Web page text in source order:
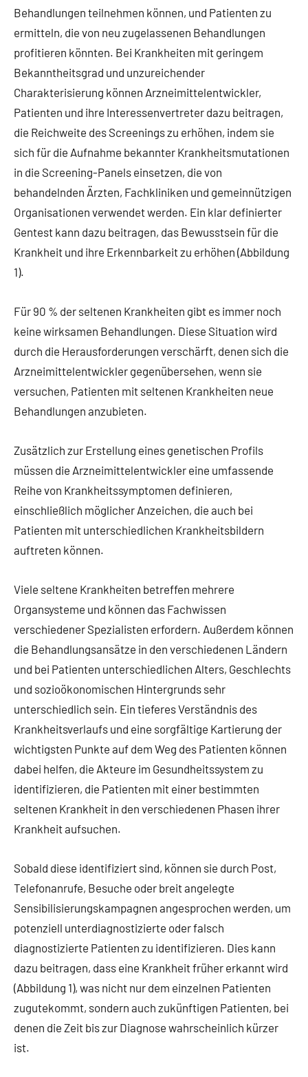
Behandlungen teilnehmen können, und Patienten zu
ermitteln, die von neu zugelassenen Behandlungen
profitieren könnten. Bei Krankheiten mit geringem
Bekanntheitsgrad und unzureichender
Charakterisierung können Arzneimittelentwickler,
Patienten und ihre Interessenvertreter dazu beitragen,
die Reichweite des Screenings zu erhöhen, indem sie
sich für die Aufnahme bekannter Krankheitsmutationen
in die Screening-Panels einsetzen, die von
behandelnden Ärzten, Fachkliniken und gemeinnützigen
Organisationen verwendet werden. Ein klar definierter
Gentest kann dazu beitragen, das Bewusstsein für die
Krankheit und ihre Erkennbarkeit zu erhöhen (Abbildung
1).
Für 90 % der seltenen Krankheiten gibt es immer noch
keine wirksamen Behandlungen. Diese Situation wird
durch die Herausforderungen verschärft, denen sich die
Arzneimittelentwickler gegenübersehen, wenn sie
versuchen, Patienten mit seltenen Krankheiten neue
Behandlungen anzubieten.
Zusätzlich zur Erstellung eines genetischen Profils
müssen die Arzneimittelentwickler eine umfassende
Reihe von Krankheitssymptomen definieren,
einschließlich möglicher Anzeichen, die auch bei
Patienten mit unterschiedlichen Krankheitsbildern
auftreten können.
Viele seltene Krankheiten betreffen mehrere
Organsysteme und können das Fachwissen
verschiedener Spezialisten erfordern. Außerdem können
die Behandlungsansätze in den verschiedenen Ländern
und bei Patienten unterschiedlichen Alters, Geschlechts
und sozioökonomischen Hintergrunds sehr
unterschiedlich sein. Ein tieferes Verständnis des
Krankheitsverlaufs und eine sorgfältige Kartierung der
wichtigsten Punkte auf dem Weg des Patienten können
dabei helfen, die Akteure im Gesundheitssystem zu
identifizieren, die Patienten mit einer bestimmten
seltenen Krankheit in den verschiedenen Phasen ihrer
Krankheit aufsuchen.
Sobald diese identifiziert sind, können sie durch Post,
Telefonanrufe, Besuche oder breit angelegte
Sensibilisierungskampagnen angesprochen werden, um
potenziell unterdiagnostizierte oder falsch
diagnostizierte Patienten zu identifizieren. Dies kann
dazu beitragen, dass eine Krankheit früher erkannt wird
(Abbildung 1), was nicht nur dem einzelnen Patienten
zugutekommt, sondern auch zukünftigen Patienten, bei
denen die Zeit bis zur Diagnose wahrscheinlich kürzer
ist.